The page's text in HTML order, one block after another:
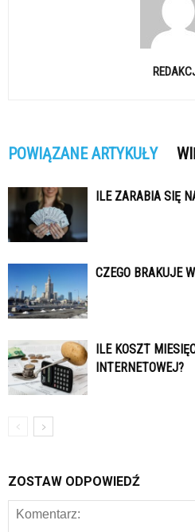
POWIĄZANE ARTYKUŁY
ILE ZARABIA SIĘ
CZEGO BRAKUJE
ILE KOSZT
INTERNETOWEJ?
ZOSTAW ODPOWIEDŹ